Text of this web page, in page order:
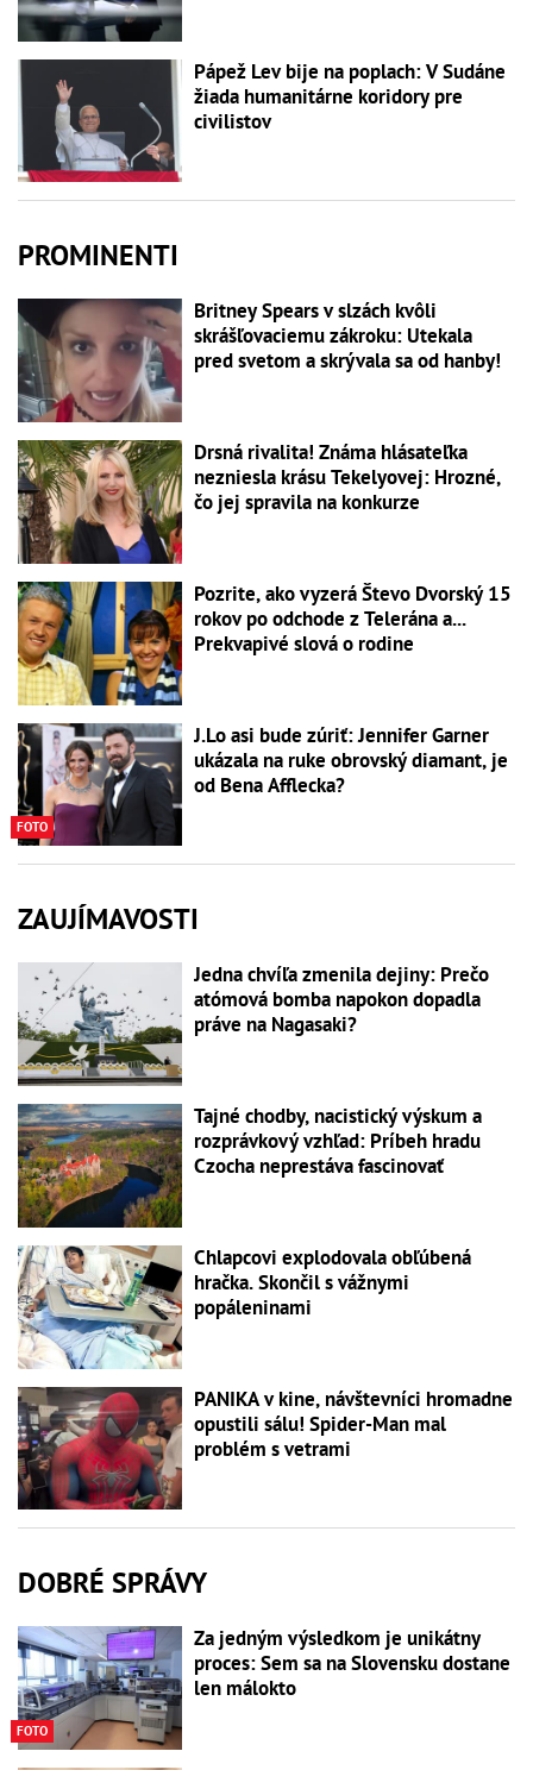
Pápež Lev bije na poplach: V Sudáne
žiada humanitárne koridory pre
civilistov
PROMINENTI
Britney Spears v slzách kvôli
skrášľovaciemu zákroku: Utekala
pred svetom a skrývala sa od hanby!
Drsná rivalita! Známa hlásateľka
nezniesla krásu Tekelyovej: Hrozné,
čo jej spravila na konkurze
Pozrite, ako vyzerá Števo Dvorský 15
rokov po odchode z Telerána a...
Prekvapivé slová o rodine
FOTO
J.Lo asi bude zúriť: Jennifer Garner
ukázala na ruke obrovský diamant, je
od Bena Afflecka?
ZAUJÍMAVOSTI
Jedna chvíľa zmenila dejiny: Prečo
atómová bomba napokon dopadla
práve na Nagasaki?
Tajné chodby, nacistický výskum a
rozprávkový vzhľad: Príbeh hradu
Czocha neprestáva fascinovať
Chlapcovi explodovala obľúbená
hračka. Skončil s vážnymi
popáleninami
PANIKA v kine, návštevníci hromadne
opustili sálu! Spider-Man mal
problém s vetrami
DOBRÉ SPRÁVY
FOTO
Za jedným výsledkom je unikátny
proces: Sem sa na Slovensku dostane
len málokto